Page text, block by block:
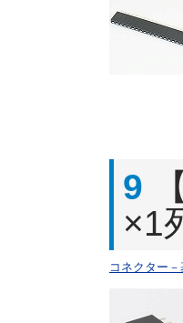
9
×1
コネクター